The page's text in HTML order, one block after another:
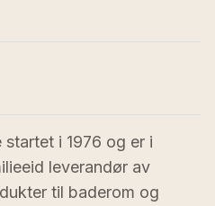
startet i 1976 og er i
leverandør av
til baderom og